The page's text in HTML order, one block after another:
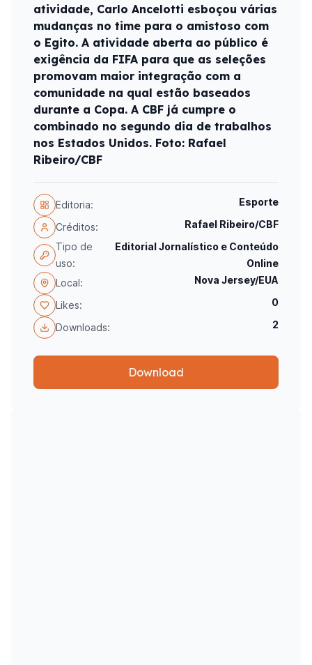
atividade, Carlo Ancelotti esboçou várias
mudanças no time para o amistoso com
o Egito. A atividade aberta ao público é
exigência da FIFA para que as seleções
promovam maior integração com a
comunidade na qual estão baseados
durante a Copa. A CBF já cumpre o
combinado no segundo dia de trabalhos
nos Estados Unidos. Foto: Rafael
Ribeiro/CBF
Editoria: Esporte
Créditos:
Rafael Ribeiro/CBF
Tipo de
uso:
Editorial Jornalístico e Conteúdo
Online
Local:
Nova Jersey/EUA
Likes: 0
Downloads: 2
Download